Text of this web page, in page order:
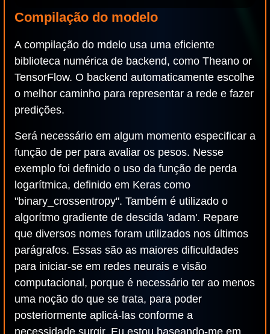
Compilação do modelo
A compilação do mdelo usa uma eficiente
biblioteca numérica de backend, como Theano or
TensorFlow. O backend automaticamente escolhe
o melhor caminho para representar a rede e fazer
predições.
Será necessário em algum momento especificar a
função de per para avaliar os pesos. Nesse
exemplo foi definido o uso da função de perda
logarítmica, definido em Keras como
"binary_crossentropy". Também é utilizado o
algorítmo gradiente de descida 'adam'. Repare
que diversos nomes foram utilizados nos últimos
parágrafos. Essas são as maiores dificuldades
para iniciar-se em redes neurais e visão
computacional, porque é necessário ter ao menos
uma noção do que se trata, para poder
posteriormente aplicá-las conforme a
necessidade surgir. Eu estou baseando-me em